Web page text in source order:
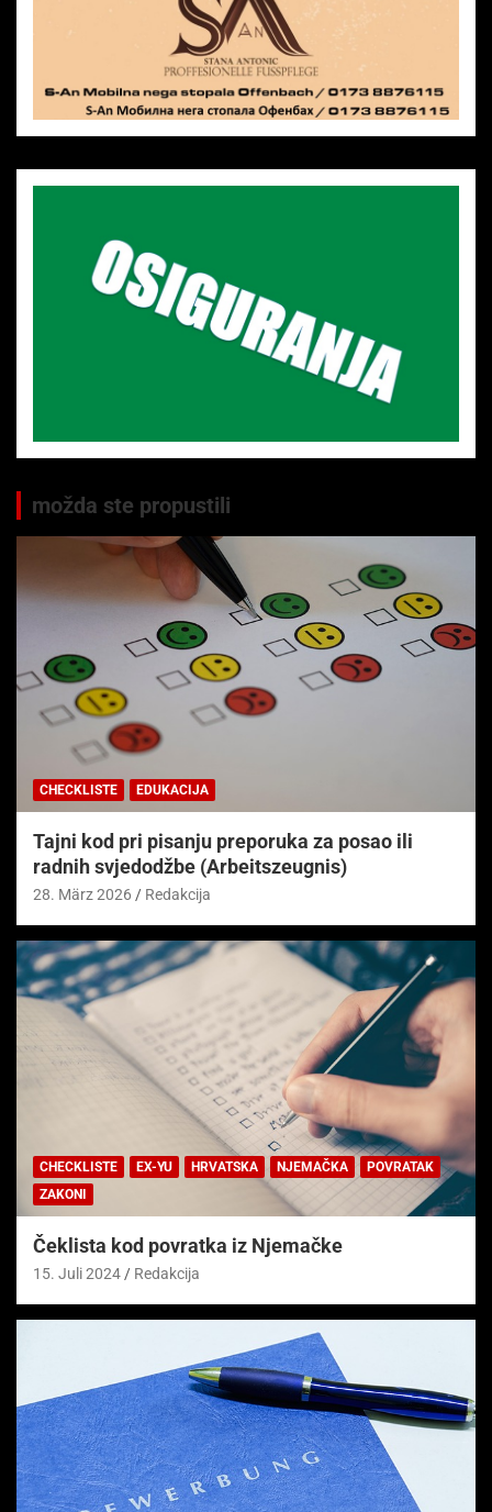
možda ste propustili
CHECKLISTE EDUKACIJA
Tajni kod pri pisanju preporuka za posao ili
radnih svjedodžbe (Arbeitszeugnis)
28. März 2026 Redakcija
CHECKLISTE EX-YU HRVATSKA NJEMAČKA
POVRATAK
ZAKONI
Čeklista kod povratka iz Njemačke
15. Juli 2024 Redakcija